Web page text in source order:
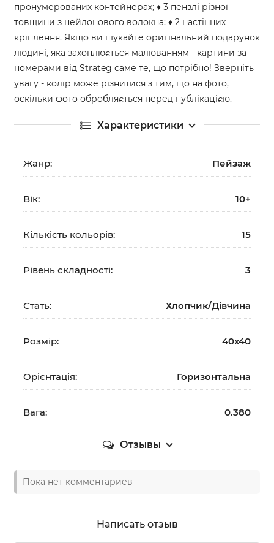
пронумерованих контейнерах; ♦ 3 пензлі різної
товщини з нейлонового волокна; ♦ 2 настінних
кріплення. Якщо ви шукайте оригінальний подарунок
людині, яка захоплюється малюванням - картини за
номерами від Strateg саме те, що потрібно! Зверніть
увагу - колір може різнитися з тим, що на фото,
оскільки фото обробляється перед публікацією.
Характеристики
Жанр: Пейзаж
Вік: 10+
Кількість кольорів: 15
Рівень складності: 3
Стать: Хлопчик/Дiвчина
Розмір: 40х40
Орієнтація: Горизонтальна
Вага: 0.380
Отзывы
Пока нет комментариев
Написать отзыв